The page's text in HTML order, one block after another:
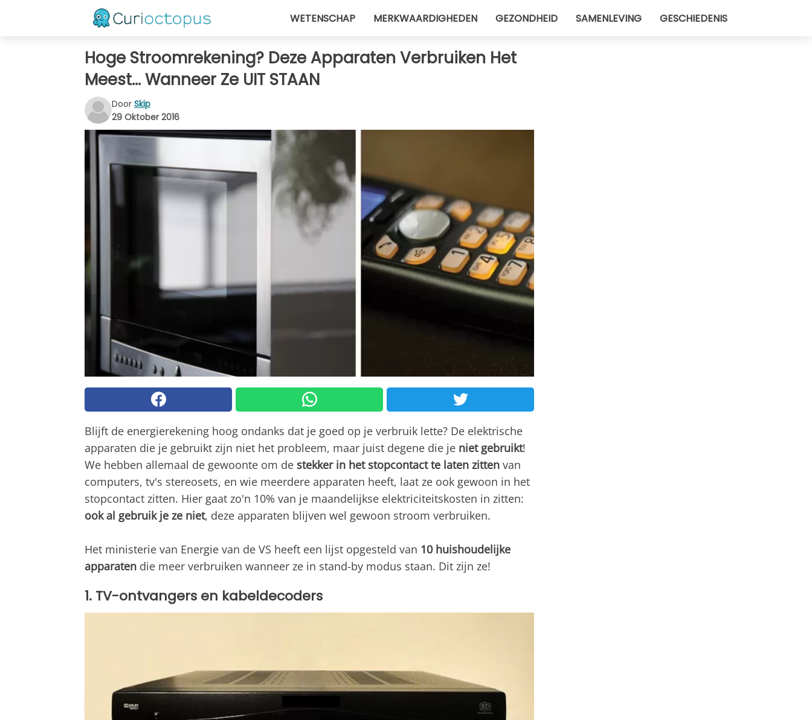
WETENSCHAP MERKWAARDIGHEDEN GEZONDHEID SAMENLEVING GESCHIEDENIS
Hoge Stroomrekening? Deze Apparaten Verbruiken Het
Meest… Wanneer Ze UIT STAAN
Door Skip
29 Oktober 2016
Blijft de energierekening hoog ondanks dat je goed op je verbruik lette? De elektrische
apparaten die je gebruikt zijn niet het probleem, maar juist degene die je niet gebruikt!
We hebben allemaal de gewoonte om de stekker in het stopcontact te laten zitten van
computers, tv's stereosets, en wie meerdere apparaten heeft, laat ze ook gewoon in het
stopcontact zitten. Hier gaat zo'n 10% van je maandelijkse elektriciteitskosten in zitten:
ook al gebruik je ze niet, deze apparaten blijven wel gewoon stroom verbruiken.
Het ministerie van Energie van de VS heeft een lijst opgesteld van 10 huishoudelijke
apparaten die meer verbruiken wanneer ze in stand-by modus staan. Dit zijn ze!
1. TV-ontvangers en kabeldecoders